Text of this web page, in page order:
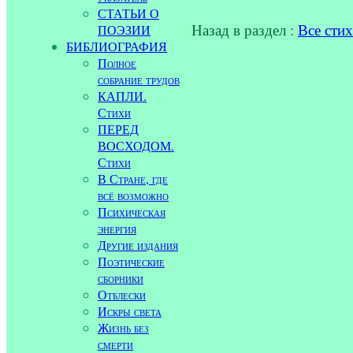
СТАТЬИ О
ПОЭЗИИ
БИБЛИОГРАФИЯ
Полное
собрание трудов
КАПЛИ.
Стихи
ПЕРЕД
ВОСХОДОМ.
Стихи
В Стране, где
всё возможно
Психическая
энергия
Другие издания
Поэтические
сборники
Отблески
Искры света
Жизнь без
смерти
Назад в раздел : Все